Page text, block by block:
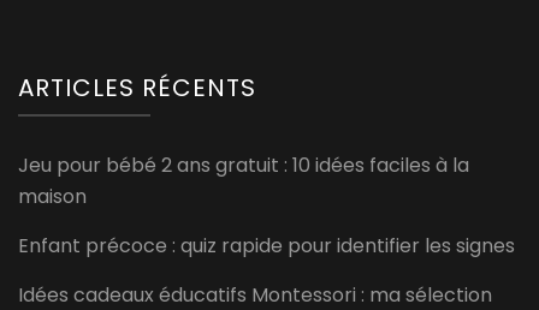
ARTICLES RÉCENTS
Jeu pour bébé 2 ans gratuit : 10 idées faciles à la
maison
Enfant précoce : quiz rapide pour identifier les signes
Idées cadeaux éducatifs Montessori : ma sélection